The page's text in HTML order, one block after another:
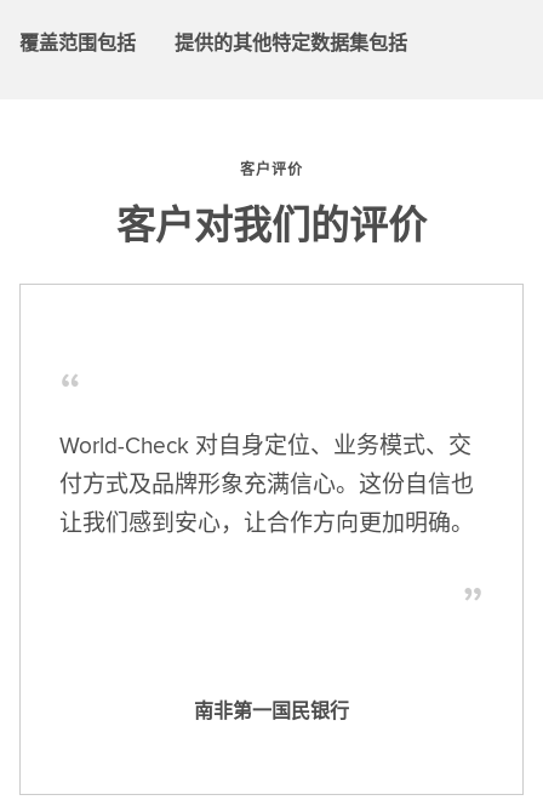
覆盖范围包括 提供的其他特定数据集包括
客户评价
客户对我们的评价
World-Check 对自身定位、业务模式、交
付方式及品牌形象充满信心。这份自信也
让我们感到安心，让合作方向更加明确。
南非第一国民银行